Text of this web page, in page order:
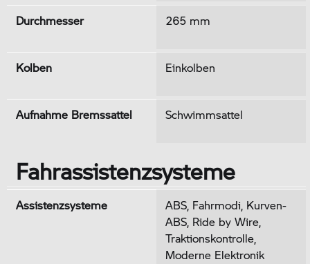
Durchmesser 265 mm
Kolben Einkolben
Aufnahme Bremssattel Schwimmsattel
Fahrassistenzsysteme
Assistenzsysteme
ABS, Fahrmodi, Kurven-
ABS, Ride by Wire,
Traktionskontrolle,
Moderne Elektronik